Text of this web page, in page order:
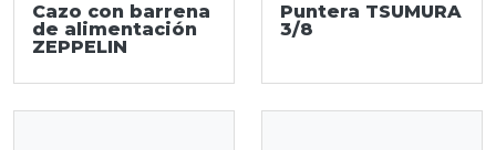
Cazo con barrena
de alimentación
ZEPPELIN
Puntera TSUMURA
3/8